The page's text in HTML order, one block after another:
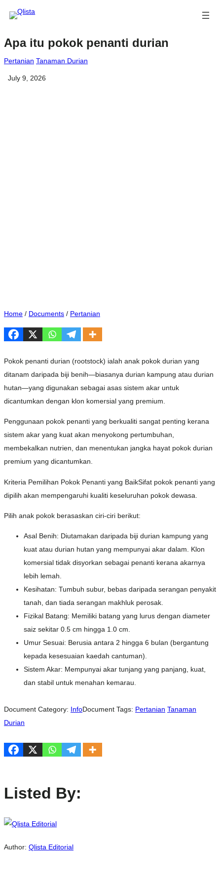
Apa itu pokok penanti durian
Pertanian Tanaman Durian
July 9, 2026
Home / Documents / Pertanian
Pokok penanti durian (rootstock) ialah anak pokok durian yang
ditanam daripada biji benih—biasanya durian kampung atau durian
hutan—yang digunakan sebagai asas sistem akar untuk
dicantumkan dengan klon komersial yang premium.
Penggunaan pokok penanti yang berkualiti sangat penting kerana
sistem akar yang kuat akan menyokong pertumbuhan,
membekalkan nutrien, dan menentukan jangka hayat pokok durian
premium yang dicantumkan.
Kriteria Pemilihan Pokok Penanti yang BaikSifat pokok penanti yang
dipilih akan mempengaruhi kualiti keseluruhan pokok dewasa.
Pilih anak pokok berasaskan ciri-ciri berikut:
Asal Benih: Diutamakan daripada biji durian kampung yang
kuat atau durian hutan yang mempunyai akar dalam. Klon
komersial tidak disyorkan sebagai penanti kerana akarnya
lebih lemah.
Kesihatan: Tumbuh subur, bebas daripada serangan penyakit
tanah, dan tiada serangan makhluk perosak.
Fizikal Batang: Memiliki batang yang lurus dengan diameter
saiz sekitar 0.5 cm hingga 1.0 cm.
Umur Sesuai: Berusia antara 2 hingga 6 bulan (bergantung
kepada kesesuaian kaedah cantuman).
Sistem Akar: Mempunyai akar tunjang yang panjang, kuat,
dan stabil untuk menahan kemarau.
Document Category: InfoDocument Tags: Pertanian Tanaman
Durian
Listed By:
Author: Qlista Editorial